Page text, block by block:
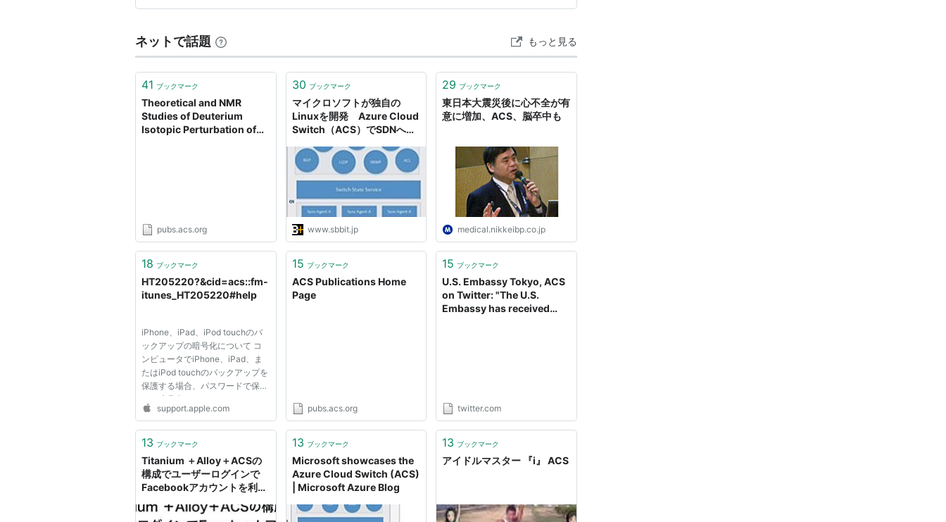
り、最初の第一歩を踏み出すまでに膨…
ネットで話題 もっと見る
41 ブックマーク
Theoretical and NMR
Studies of Deuterium
Isotopic Perturbation of
pubs.acs.org
30 ブックマーク
マイクロソフトが独自の
Linuxを開発 Azure Cloud
Switch（ACS）でSDNへ進
www.sbbit.jp
29 ブックマーク
東日本大震災後に心不全が有
意に増加、ACS、脳卒中も
medical.nikkeibp.co.jp
18 ブックマーク
HT205220?&cid=acs::fm-
itunes_HT205220#help
iPhone、iPad、iPod touchのバ
ックアップの暗号化について コ
ンピュータでiPhone、iPad、ま
たはiPod touchのバックアップを
保護する場合、パスワードで保護
して暗号化できます。 バックア
ップを暗号化する バックアップ
プの暗号化を解除する 暗号化さ
セット...
support.apple.com
15 ブックマーク
ACS Publications Home
Page
pubs.acs.org
15 ブックマーク
U.S. Embassy Tokyo, ACS
on Twitter: "The U.S.
Embassy has received
twitter.com
13 ブックマーク
Titanium ＋Alloy＋ACSの
構成でユーザーログインで
Facebookアカウントを利用
13 ブックマーク
Microsoft showcases the
Azure Cloud Switch (ACS)
| Microsoft Azure Blog
13 ブックマーク
アイドルマスター 『i』 ACS